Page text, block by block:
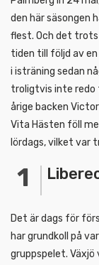
den här säsongen
flest. Och det
tiden till följd av
i isträning sedan
troligtvis inte redo
årige backen
Vita Hästen föll
lördags, vilket var
Det är dags för
har grundkoll på
gruppspelet.